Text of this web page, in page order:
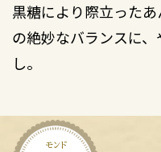
黒糖により際立った
の絶妙なバランスに
し。
モンド